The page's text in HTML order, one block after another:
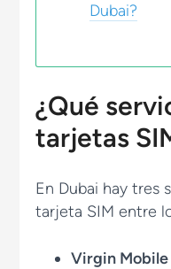
Dubai?
¿Qué
tarjetas
En Dubai hay tres
tarjeta SIM entre
Virgin Mobile